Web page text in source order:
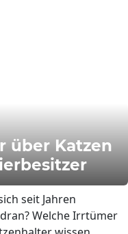
über Katzen
seit Jahren
Welche Irrtümer